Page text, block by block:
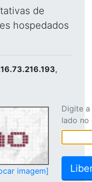
de
hospedados
,
imagem]
Digite
lado no